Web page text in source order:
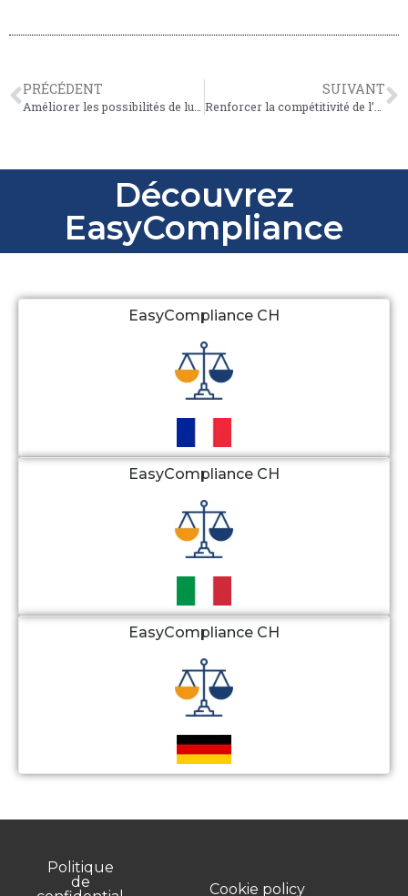
PRÉCÉDENT SUIVANT
Découvrez
EasyCompliance
EasyCompliance CH
EasyCompliance CH
EasyCompliance CH
Politique
de
Cookie policy